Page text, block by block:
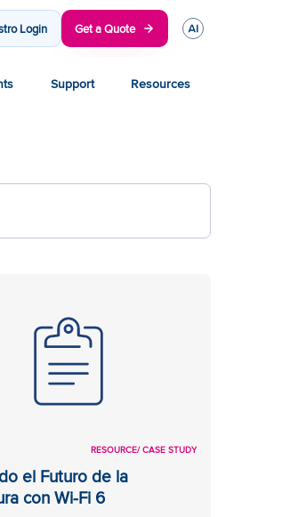
Login Get a Quote
Support Resources
RESOURCE/ CASE STUDY
el Futuro de la
con Wi-Fi 6